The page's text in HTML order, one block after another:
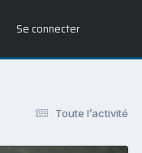
Se connecter
Toute l’activité